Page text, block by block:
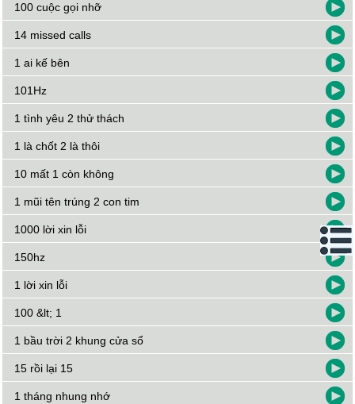
100 cuộc gọi nhỡ
14 missed calls
1 ai kế bên
101Hz
1 tình yêu 2 thử thách
1 là chốt 2 là thôi
10 mất 1 còn không
1 mũi tên trúng 2 con tim
1000 lời xin lỗi
150hz
1 lời xin lỗi
100 &lt; 1
1 bầu trời 2 khung cửa sổ
15 rồi lại 15
1 tháng nhung nhớ